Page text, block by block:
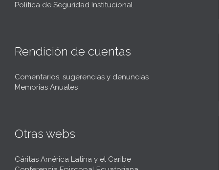
Política de Seguridad Institucional
Rendición de cuentas
Comentarios, sugerencias y denuncias
Memorias Anuales
Otras webs
Cáritas América Latina y el Caribe